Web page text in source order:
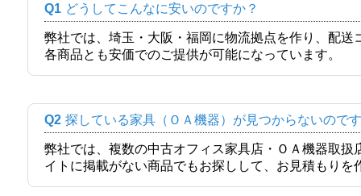
Q1 どうしてこんなに安いのですか？
弊社では、埼玉・大阪・福岡に物流拠点を作り、配
各商品とも安価でのご提供が可能になっています。
Q2 探している家具（ＯＡ機器）が見つからないので
弊社では、複数の中古オフィス家具店・ＯＡ機器取
イトに掲載がない商品でもお探しして、お見積もりを